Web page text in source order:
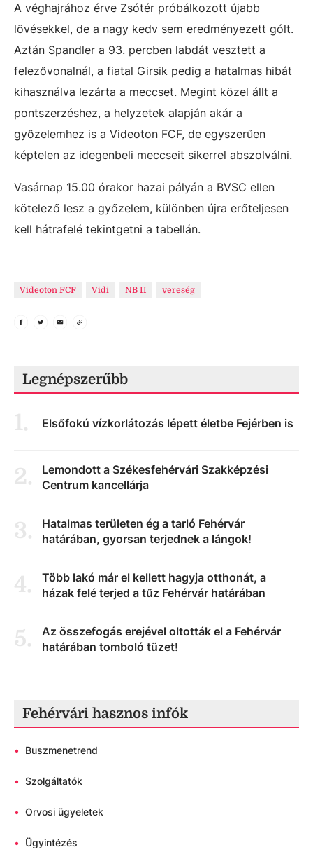
A véghajrához érve Zsótér próbálkozott újabb
lövésekkel, de a nagy kedv sem eredményezett gólt.
Aztán Spandler a 93. percben labdát vesztett a
felezővonalnál, a fiatal Girsik pedig a hatalmas hibát
kihasználva lezárta a meccset. Megint közel állt a
pontszerzéshez, a helyzetek alapján akár a
győzelemhez is a Videoton FCF, de egyszerűen
képtelen az idegenbeli meccseit sikerrel abszolválni.
Vasárnap 15.00 órakor hazai pályán a BVSC ellen
kötelező lesz a győzelem, különben újra erőteljesen
kell hátrafelé tekintgetni a tabellán.
Videoton FCF Vidi NB II vereség
Legnépszerűbb
1. Elsőfokú vízkorlátozás lépett életbe Fejérben is
2.
Lemondott a Székesfehérvári Szakképzési
Centrum kancellárja
3.
Hatalmas területen ég a tarló Fehérvár
határában, gyorsan terjednek a lángok!
4.
Több lakó már el kellett hagyja otthonát, a
házak felé terjed a tűz Fehérvár határában
5.
Az összefogás erejével oltották el a Fehérvár
határában tomboló tüzet!
Fehérvári hasznos infók
• Buszmenetrend
• Szolgáltatók
• Orvosi ügyeletek
• Ügyintézés